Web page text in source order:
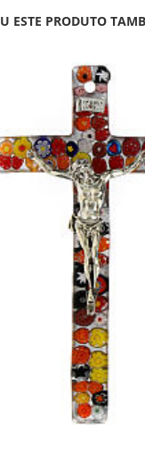
ESTE PRODUTO